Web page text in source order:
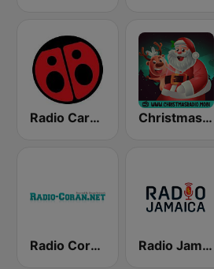
Radio Carolina Christmas Radio
Radio Coran (إذاعة القرآن الكريم) Radio Jamaica 94 FM